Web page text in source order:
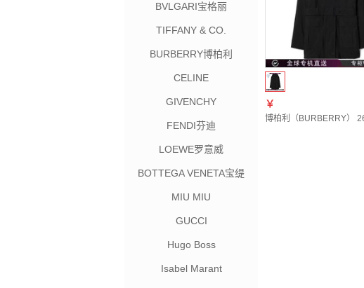
BVLGARI宝格丽
TIFFANY & CO.
BURBERRY博柏利
CELINE
GIVENCHY
FENDI芬迪
LOEWE罗意威
BOTTEGA VENETA宝缇
MIU MIU
GUCCI
Hugo Boss
Isabel Marant
￥
博柏利（BURBERRY）